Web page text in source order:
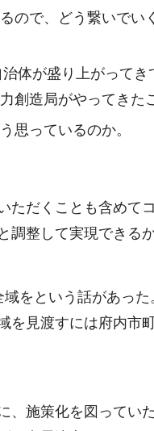
ので、どう繋いで
体が盛り上がって
造局がやってきた
思っているのか。
だくことも含めて
整して実現できる
をという話があっ
見渡すには府内
施策化を図って